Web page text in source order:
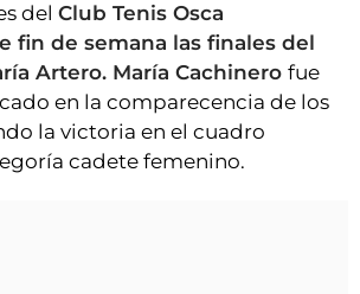
DEL AMIGO MILITANTE
INICIAR SESIÓN
del Club Tenis Osca
fin de semana las finales del
Artero. María Cachinero fue
en la comparecencia de los
la victoria en el cuadro
cadete femenino.